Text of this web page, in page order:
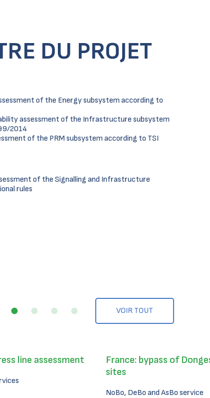
DU PROJET
of the Energy subsystem according to
assessment of the Infrastructure subsystem
2014
of the PRM subsystem according to TSI
of the Signalling and Infrastructure
rules
VOIR TOUT
line assessment
France: bypass of
sites
NoBo, DeBo and AsBo service